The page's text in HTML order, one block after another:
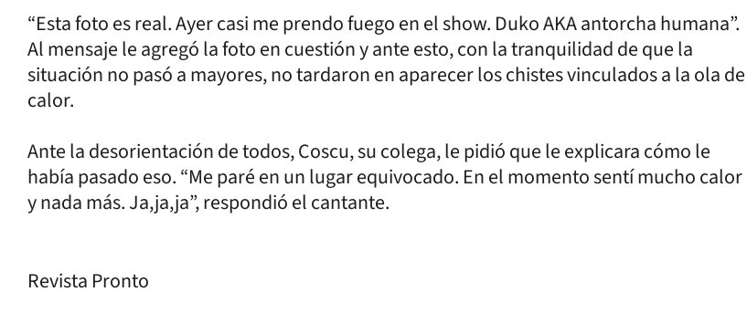
“Esta foto es real. Ayer casi me prendo fuego en el show. Duko AKA antorcha humana”.
Al mensaje le agregó la foto en cuestión y ante esto, con la tranquilidad de que la
situación no pasó a mayores, no tardaron en aparecer los chistes vinculados a la ola de
calor.
Ante la desorientación de todos, Coscu, su colega, le pidió que le explicara cómo le
había pasado eso. “Me paré en un lugar equivocado. En el momento sentí mucho calor
y nada más. Ja,ja,ja”, respondió el cantante.
Revista Pronto